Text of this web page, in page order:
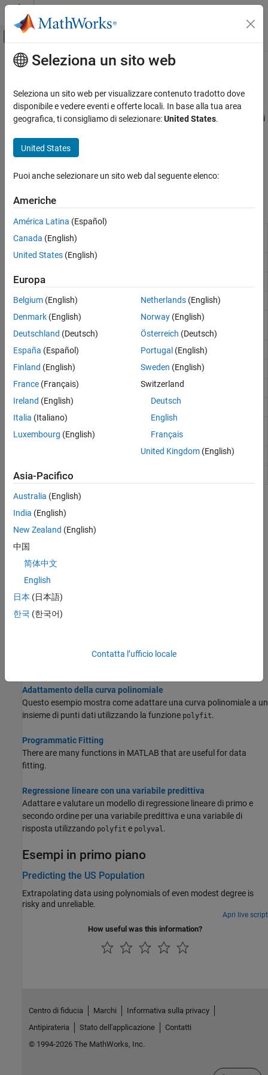
Vai al contenuto
Attiva/disattiva menu di navigazione
Pagina iniziale della documentazione
Matematica elementare
Operazioni aritmetiche
Esponenti e logaritmi
Numeri complessi
Matematica discreta
Polinomi
Funzioni speciali
Costanti e matrici di prova
Contenuto principale
Polinomi
Adattamento della curva, radici, espansioni di frazioni parziali
I polinomi sono equazioni di una sola variabile con esponenti interi
numerici contenenti i coefficienti polinomiali ordinati per potenza
decrescente. Ad esempio,
polinomi.
Funzioni
poly
polynomial
Polynomial long division
polyeig
polyfit Adattamento della curva polinomiale
residue
Partial fraction expansion (partial fraction
decomposition)
roots Radici polinomiali
polyval Valutazione polinomiale
polyvalm Matrix polynomial evaluation
conv Convoluzione e moltiplicazione polinomiale
division
Polynomial integration
polyder
Argomenti
Creazione e valutazione dei polinomi
vettore in MATLAB® e valutare il polinomio nei punti di interesse.
Roots of Polynomials
symbolically.
functions to analytically integrate or differentiate any polynomial
Adattamento della curva polinomiale
Questo esempio mostra come adattare una curva polinomiale a un
insieme di punti dati utilizzando la funzione polyfit.
Programmatic Fitting
There are many functions in MATLAB that are useful for data
fitting.
Regressione lineare con una variabile predittiva
Adattare e valutare un modello di regressione lineare di primo e
secondo ordine per una variabile predittiva e una variabile di
risposta utilizzando polyfit e polyval.
Esempi in primo piano
Predicting the US Population
Extrapolating data using polynomials of even modest degree is
risky and unreliable.
Apri live script
How useful was this information?
Seleziona un sito web
Seleziona un sito web per visualizzare contenuto tradotto dove
disponibile e vedere eventi e offerte locali. In base alla tua area
geografica, ti consigliamo di selezionare:United States.
United States
Puoi anche selezionare un sito web dal seguente elenco:
Americhe
América Latina (Español)
Canada (English)
United States (English)
Europa
Belgium (English)
Denmark (English)
Deutschland (Deutsch)
España (Español)
Finland (English)
France (Français)
Ireland (English)
Italia (Italiano)
Luxembourg (English)
Netherlands(English)
Norway(English)
Österreich (Deutsch)
Portugal (English)
Sweden (English)
Switzerland
Deutsch
English
Français
United Kingdom(English)
Asia-Pacifico
Australia (English)
India (English)
New Zealand (English)
中国
简体中文
English
日本 (日本語)
한국 (한국어)
Contatta l’ufficio locale
Centro di fiducia Marchi
Informativa sulla privacy
Antipirateria
Stato dell'applicazione
Contatti
© 1994-2026 The MathWorks, Inc.